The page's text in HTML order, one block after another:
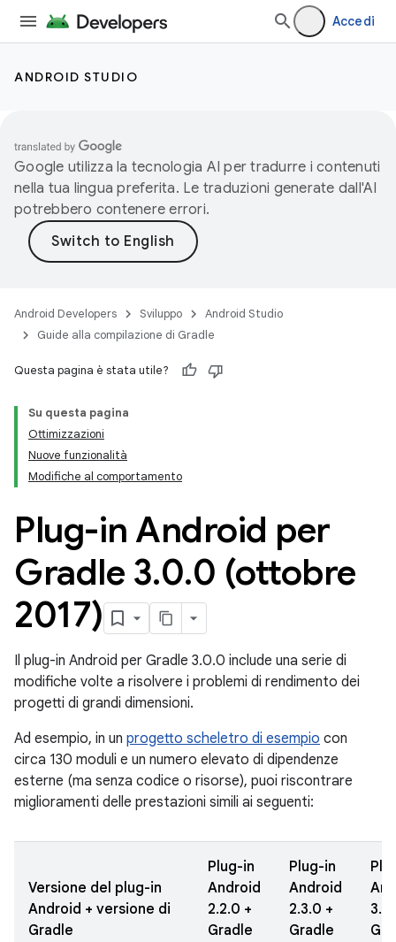
Accedi
ANDROID STUDIO
Google utilizza la tecnologia AI per tradurre i contenuti
nella tua lingua preferita. Le traduzioni generate dall'AI
potrebbero contenere errori.
Android Developers Sviluppo
Android Studio
Guide alla compilazione di Gradle
Questa pagina è stata utile?
Su questa pagina
Ottimizzazioni
Nuove funzionalità
Modifiche al comportamento
Plug-in Android per
Gradle 3.0.0 (ottobre
2017)
Il plug-in Android per Gradle 3.0.0 include una serie di
modifiche volte a risolvere i problemi di rendimento dei
progetti di grandi dimensioni.
Ad esempio, in un progetto scheletro di esempio con
circa 130 moduli e un numero elevato di dipendenze
esterne (ma senza codice o risorse), puoi riscontrare
miglioramenti delle prestazioni simili ai seguenti:
Versione del plug-in
Android + versione di
Gradle
Plug-in
Android
2.2.0 +
Gradle
Plug-in
Android
2.3.0 +
Gradle